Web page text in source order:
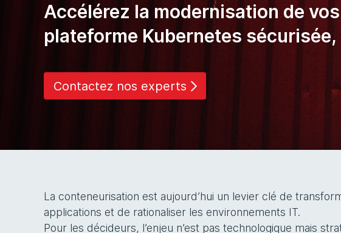
Accélérez la modernisation de
plateforme Kubernetes
Contactez nos experts
La conteneurisation est aujourd’hui un levier clé de
applications et de rationaliser les environnements IT.
Pour les décideurs, l’enjeu n’est pas technologique mais